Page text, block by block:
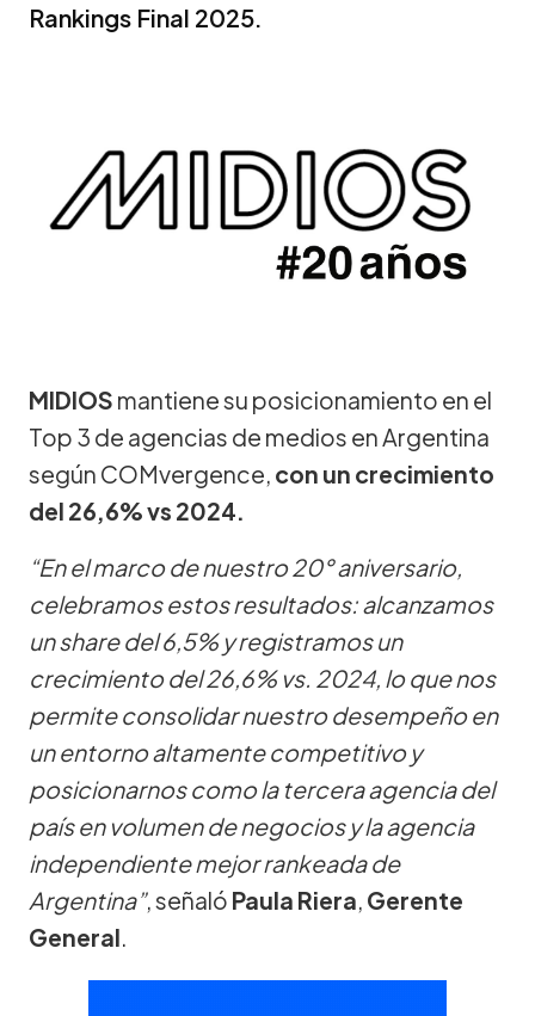
Rankings Final 2025.
MIDIOS mantiene su posicionamiento en el
Top 3 de agencias de medios en Argentina
según COMvergence, con un crecimiento
del 26,6% vs 2024.
“En el marco de nuestro 20° aniversario,
celebramos estos resultados: alcanzamos
un share del 6,5% y registramos un
crecimiento del 26,6% vs. 2024, lo que nos
permite consolidar nuestro desempeño en
un entorno altamente competitivo y
posicionarnos como la tercera agencia del
país en volumen de negocios y la agencia
independiente mejor rankeada de
Argentina”, señaló Paula Riera, Gerente
General.